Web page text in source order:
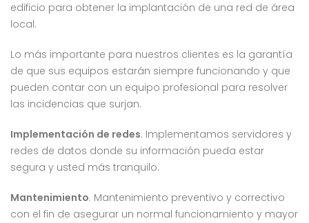
edificio para obtener la implantación de una red de área
local.
Lo más importante para nuestros clientes es la garantía
de que sus equipos estarán siempre funcionando y que
pueden contar con un equipo profesional para resolver
las incidencias que surjan.
Implementación de redes. Implementamos servidores y
redes de datos donde su información pueda estar
segura y usted más tranquilo.
Mantenimiento. Mantenimiento preventivo y correctivo
con el fin de asegurar un normal funcionamiento y mayor